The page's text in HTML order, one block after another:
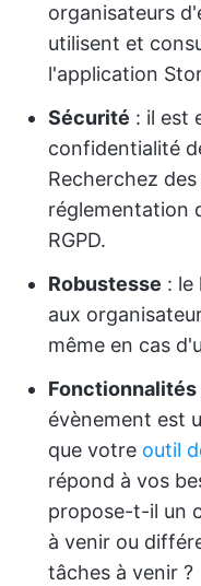
organisateurs
utilisent et
l'application
Sécurité : il est
confidentialité
Recherchez
réglementation
RGPD.
Robustesse : le
aux
même en cas
évènement est
que votre outil
répond à vos
propose-t-il un
à venir ou
tâches à venir ?